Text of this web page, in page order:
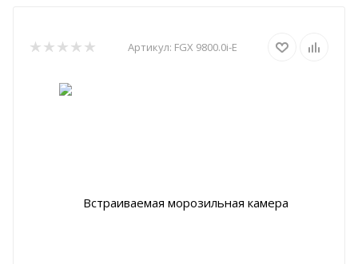
Артикул: FGX 9800.0i-E